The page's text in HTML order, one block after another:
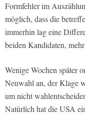
Formfehler im
möglich, dass die
immerhin lag eine
beiden Kandidaten,
Wenige Wochen später
Neuwahl an, der Klage
um nicht
Natürlich hat die USA